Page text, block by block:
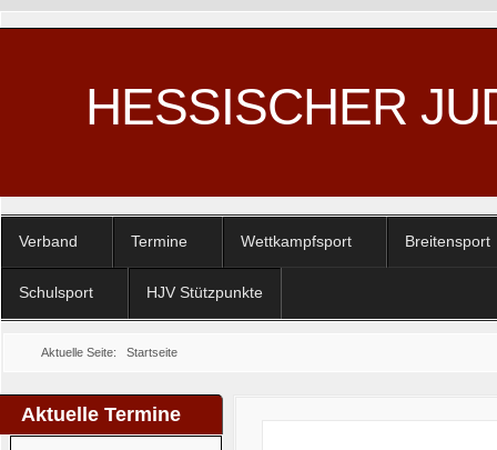
HESSISCHER
Verband Termine Wettkampfsport Breitensport
Schulsport HJV Stützpunkte
Aktuelle Seite: Startseite
Aktuelle Termine